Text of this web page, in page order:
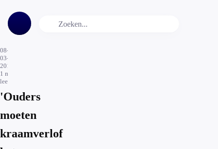
08-
03-
2019
1 min.
leestijd
'Ouders
moeten
kraamverlof